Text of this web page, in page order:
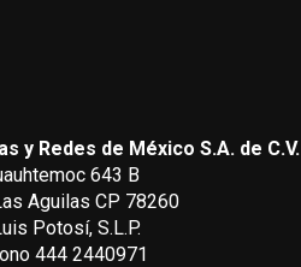
y Redes de México S.A. de C.V.
643 B
Aguilas CP 78260
Potosí, S.L.P.
444 2440971